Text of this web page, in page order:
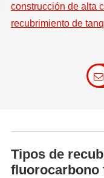
construcción de alta
recubrimiento de
Tipos de
fluorocarbono